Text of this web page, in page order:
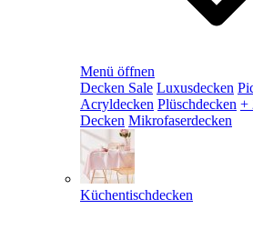
Menü öffnen
Decken Sale Luxusdecken
Acryldecken Plüschdecken +
Decken Mikrofaserdecken
Küchentischdecken